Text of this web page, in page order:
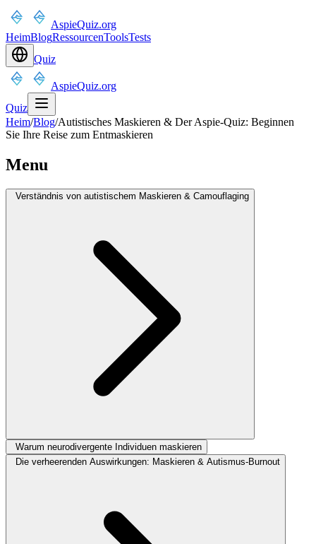
AspieQuiz.org
HeimBlogRessourcenToolsTests
Quiz
AspieQuiz.org
Quiz
Heim/Blog/Autistisches Maskieren & Der Aspie-Quiz: Beginnen
Sie Ihre Reise zum Entmaskieren
Menu
Verständnis von autistischem Maskieren & Camouflaging
Warum neurodivergente Individuen maskieren
Die verheerenden Auswirkungen: Maskieren & Autismus-Burnout